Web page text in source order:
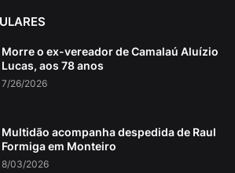
Morre o ex-vereador de Camalaú Aluízio
Lucas, aos 78 anos
7/26/2026
Multidão acompanha despedida de Raul
Formiga em Monteiro
8/03/2026